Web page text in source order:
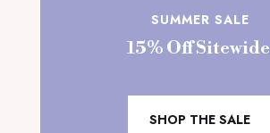
SUMMER SALE
15% Off Sitewide
SHOP THE SALE